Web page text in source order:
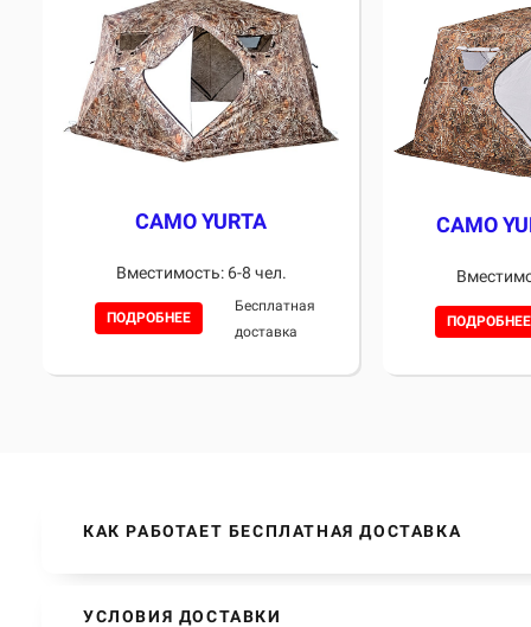
CAMO YURTA
Вместимость: 6-8 чел.
ПОДРОБНЕЕ
Бесплатная
доставка
CAMO
ПОДРОБНЕЕ
КАК РАБОТАЕТ БЕСПЛАТНАЯ ДОСТАВКА
УСЛОВИЯ ДОСТАВКИ